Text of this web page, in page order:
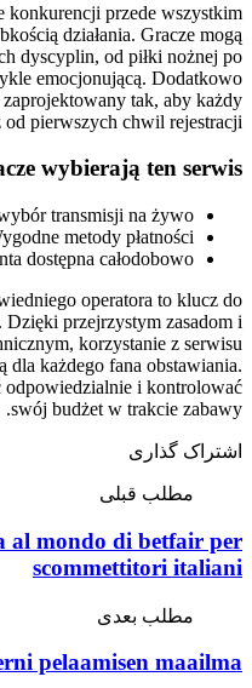
konkurencji przede wszystkim
działania. Gracze mogą
dyscyplin, od piłki nożnej po
emocjonującą. Dodatkowo
zaprojektowany tak, aby każdy
pierwszych chwil rejestracji.
wybierają ten serwis:
transmisji na żywo.
metody płatności.
dostępna całodobowo.
operatora to klucz do
przejrzystym zasadom i
korzystanie z serwisu
dla każdego fana obstawiania.
odpowiedzialnie i kontrolować
swój budżet w trakcie zabawy.
اشتراک گذاری
مطلب قبلی
al mondo di betfair per
scommettitori italiani
مطلب بعدی
pelaamisen maailma